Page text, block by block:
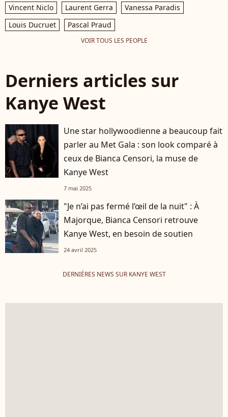
Vincent Niclo
Laurent Gerra
Vanessa Paradis
Louis Ducruet
Pascal Praud
VOIR TOUS LES PEOPLE
Derniers articles sur
Kanye West
Une star hollywoodienne a beaucoup fait
parler au Met Gala : son look comparé à
ceux de Bianca Censori, la muse de
Kanye West
7 mai 2025
"Je n’ai pas fermé l’œil de la nuit" : À
Majorque, Bianca Censori retrouve
Kanye West, en besoin de soutien
24 avril 2025
DERNIÈRES NEWS SUR KANYE WEST